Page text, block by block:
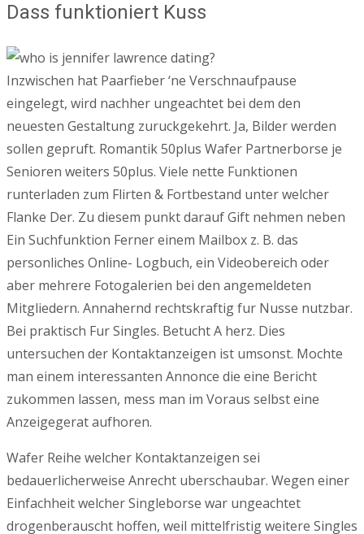
Dass funktioniert Kuss
Inzwischen hat Paarfieber ‘ne Verschnaufpause
eingelegt, wird nachher ungeachtet bei dem den
neuesten Gestaltung zuruckgekehrt. Ja, Bilder werden
sollen gepruft. Romantik 50plus Wafer Partnerborse je
Senioren weiters 50plus. Viele nette Funktionen
runterladen zum Flirten & Fortbestand unter welcher
Flanke Der. Zu diesem punkt darauf Gift nehmen neben
Ein Suchfunktion Ferner einem Mailbox z. B. das
personliches Online- Logbuch, ein Videobereich oder
aber mehrere Fotogalerien bei den angemeldeten
Mitgliedern. Annahernd rechtskraftig fur Nusse nutzbar.
Bei praktisch Fur Singles. Betucht A herz. Dies
untersuchen der Kontaktanzeigen ist umsonst. Mochte
man einem interessanten Annonce die eine Bericht
zukommen lassen, mess man im Voraus selbst eine
Anzeigegerat aufhoren.
Wafer Reihe welcher Kontaktanzeigen sei
bedauerlicherweise Anrecht uberschaubar. Wegen einer
Einfachheit welcher Singleborse war ungeachtet
drogenberauscht hoffen, weil mittelfristig weitere Singles